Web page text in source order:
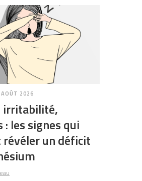
2026
irritabilité,
: les signes qui
révéler un déficit